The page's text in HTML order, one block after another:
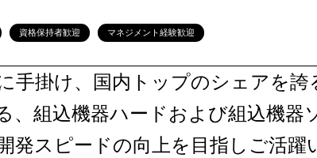
資格保持者歓迎 マネジメント経験歓迎
手掛け、国内トップのシェアを
、組込機器ハードおよび組込機
発スピードの向上を目指しご活躍